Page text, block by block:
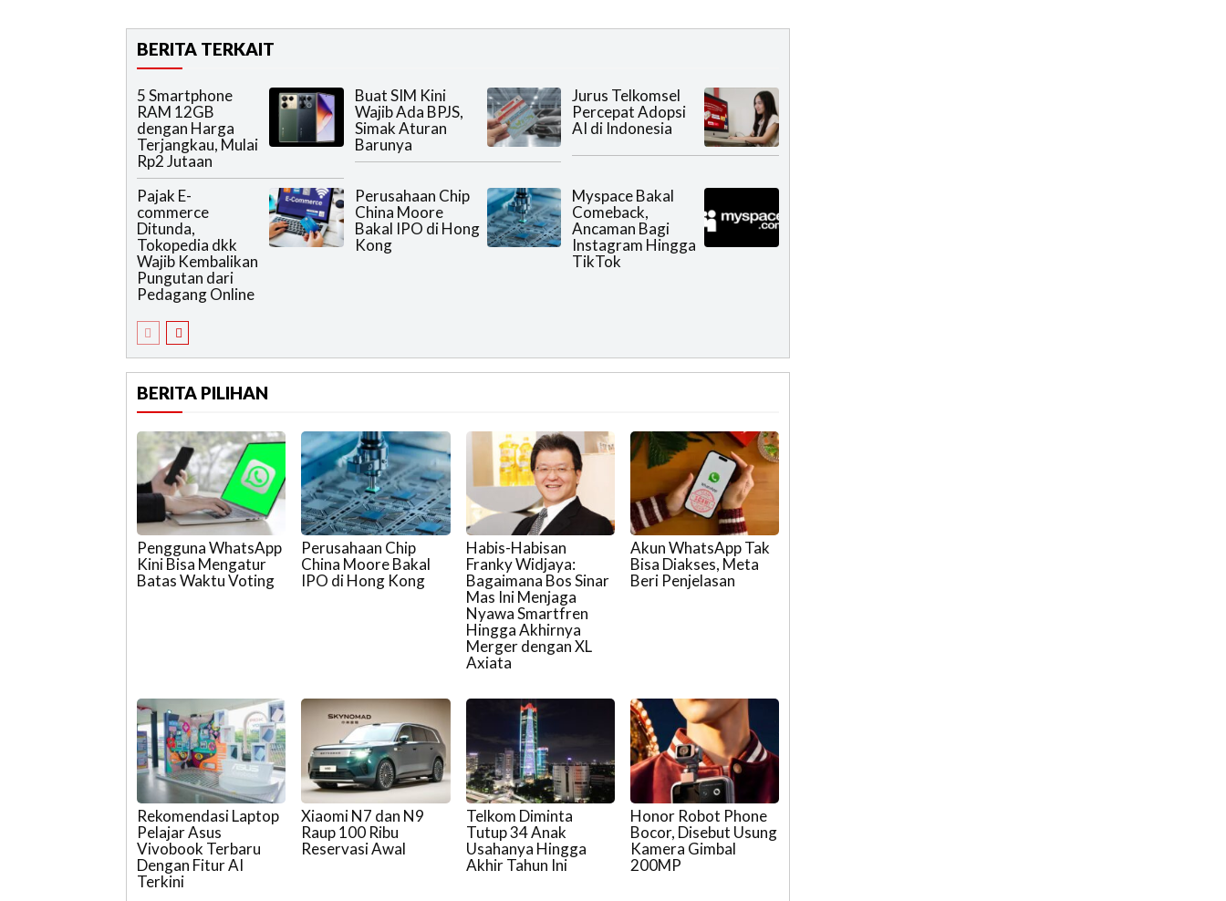
BERITA TERKAIT
5 Smartphone
RAM 12GB
dengan Harga
Terjangkau, Mulai
Rp2 Jutaan
Buat SIM Kini
Wajib Ada BPJS,
Simak Aturan
Barunya
Jurus Telkomsel
Percepat Adopsi
AI di Indonesia
Pajak E-
commerce
Ditunda,
Tokopedia dkk
Wajib Kembalikan
Pungutan dari
Pedagang Online
Perusahaan Chip
China Moore
Bakal IPO di Hong
Kong
Myspace Bakal
Comeback,
Ancaman Bagi
Instagram Hingga
TikTok
BERITA PILIHAN
Pengguna WhatsApp
Kini Bisa Mengatur
Batas Waktu Voting
Perusahaan Chip
China Moore Bakal
IPO di Hong Kong
Habis-Habisan
Franky Widjaya:
Bagaimana Bos Sinar
Mas Ini Menjaga
Nyawa Smartfren
Hingga Akhirnya
Merger dengan XL
Axiata
Akun WhatsApp Tak
Bisa Diakses, Meta
Beri Penjelasan
Rekomendasi Laptop
Pelajar Asus
Vivobook Terbaru
Dengan Fitur AI
Terkini
Xiaomi N7 dan N9
Raup 100 Ribu
Reservasi Awal
Telkom Diminta
Tutup 34 Anak
Usahanya Hingga
Akhir Tahun Ini
Honor Robot Phone
Bocor, Disebut Usung
Kamera Gimbal
200MP